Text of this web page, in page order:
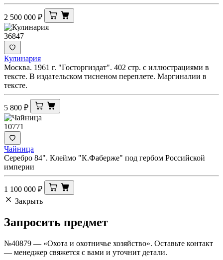
2 500 000 ₽
36847
Кулинария
Москва. 1961 г. "Госторгиздат". 402 стр. с иллюстрациями в
тексте. В издательском тисненом переплете. Маргиналии в
тексте.
5 800 ₽
10771
Чайница
Серебро 84". Клеймо "К.Фаберже" под гербом Российской
империи
1 100 000 ₽
Закрыть
Запросить предмет
№40879 — «Охота и охотничье хозяйство». Оставьте контакт
— менеджер свяжется с вами и уточнит детали.